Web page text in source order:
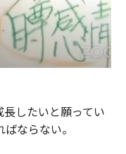
したいと願ってい
ならない。